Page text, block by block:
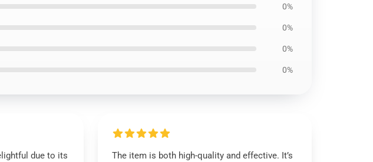
0%
0%
0%
0%
due to its
The item is both high-quality and effective. It’s